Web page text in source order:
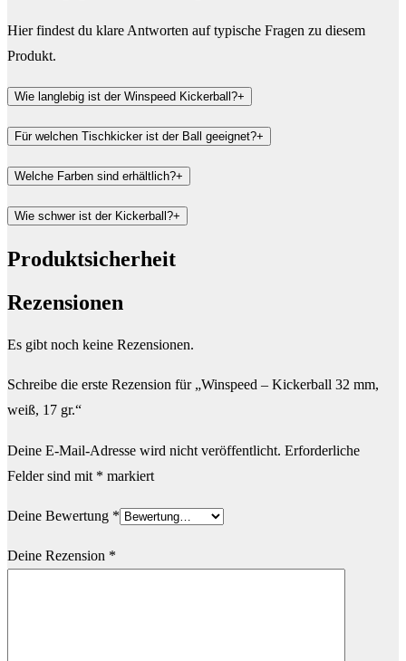
Hier findest du klare Antworten auf typische Fragen zu diesem
Produkt.
Wie langlebig ist der Winspeed Kickerball?+
Für welchen Tischkicker ist der Ball geeignet?+
Welche Farben sind erhältlich?+
Wie schwer ist der Kickerball?+
Produktsicherheit
Rezensionen
Es gibt noch keine Rezensionen.
Schreibe die erste Rezension für „Winspeed – Kickerball 32 mm,
weiß, 17 gr.“
Deine E-Mail-Adresse wird nicht veröffentlicht. Erforderliche
Felder sind mit * markiert
Deine Bewertung *
Deine Rezension *